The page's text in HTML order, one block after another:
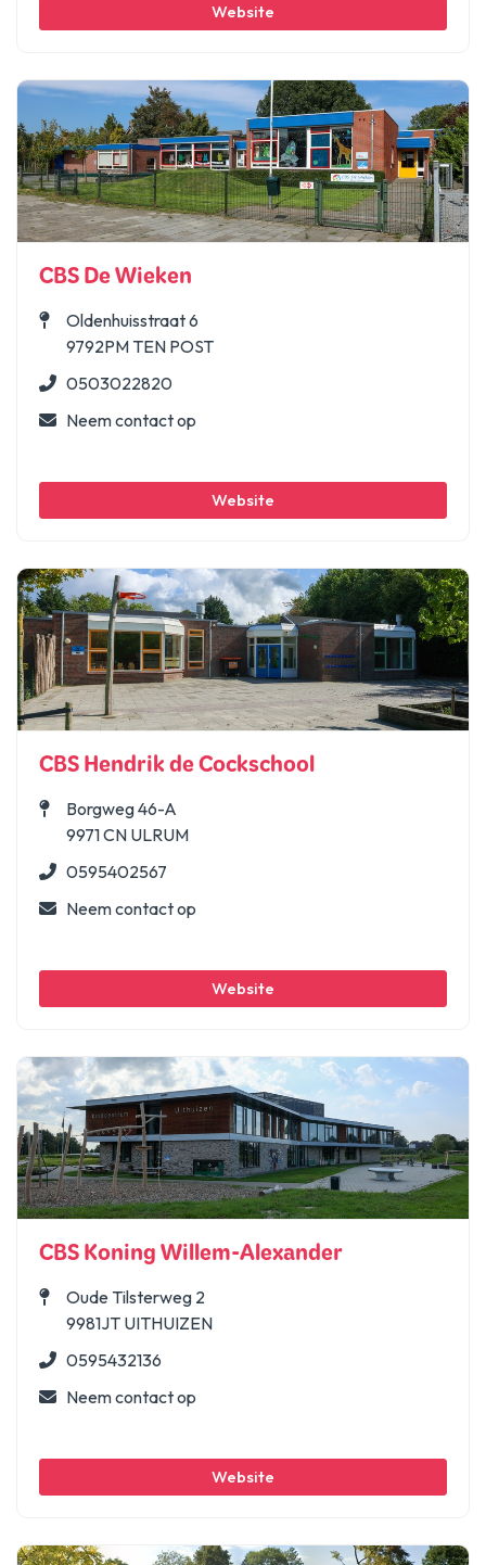
Website
CBS De Wieken
Oldenhuisstraat 6
9792PM TEN POST
0503022820
Neem contact op
Website
CBS Hendrik de Cockschool
Borgweg 46-A
9971 CN ULRUM
0595402567
Neem contact op
Website
CBS Koning Willem-Alexander
Oude Tilsterweg 2
9981JT UITHUIZEN
0595432136
Neem contact op
Website